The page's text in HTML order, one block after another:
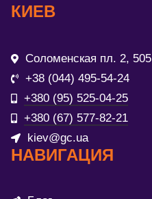
КИЕВ
Соломенская пл. 2, 505
+38 (044) 495-54-24
+380 (95) 525-04-25
+380 (67) 577-82-21
kiev@gc.ua
НАВИГАЦИЯ